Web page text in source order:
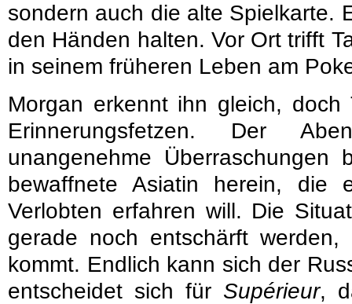
sondern auch die alte Spielkarte.
den Händen halten. Vor Ort trifft
in seinem früheren Leben am
Morgan erkennt ihn gleich,
Erinnerungsfetzen. Der
unangenehme Überraschungen
bewaffnete Asiatin herein, die
Verlobten erfahren will. Die
gerade noch entschärft
kommt. Endlich kann sich der
entscheidet sich für Supérieur,